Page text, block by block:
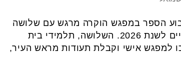
הספר במפגש הוקרה מרגש עם שלושה
תלמידים צעירים שהשאירו את המסכים בצד, ושברו את שיאי הקריאה המקומיים לשנת 2026. השלושה, תלמידי בית
ספרים בשנה החולפת וזכו למפגש אישי וקבלת תעודות מראש העיר,